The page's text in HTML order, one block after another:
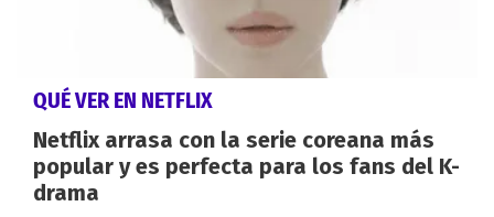
QUÉ VER EN NETFLIX
Netflix arrasa con la serie coreana más
popular y es perfecta para los fans del K-
drama